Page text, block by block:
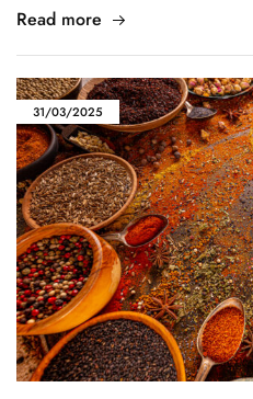
Read more
31/03/2025